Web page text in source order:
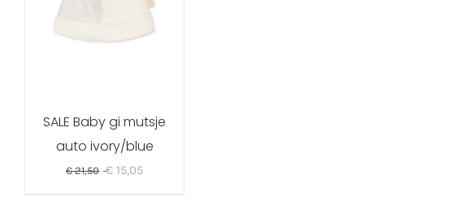
SALE Baby gi mutsje
auto ivory/blue
€21,50 € 15,05